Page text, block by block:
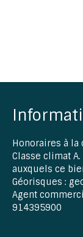
Honoraires à la
Classe climat
auxquels ce
Géorisques :
Agent
914395900